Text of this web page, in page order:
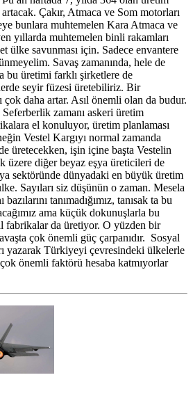
Çakır, Atmaca ve Som motorları
bunlara muhtemelen Kara Atmaca ve
yıllarda muhtemelen binli rakamları
ülke savunması için. Sadece envantere
Savaş zamanında, hele de
bu üretimi farklı şirketlere de
seyir füzesi üretebiliriz. Bir
çok daha artar. Asıl önemli olan da budur.
zamanı askeri üretim
el konuluyor, üretim planlaması
Vestel Kargıyı normal zamanda
üretecekken, işin içine başta Vestelin
üzere diğer beyaz eşya üreticileri de
sektöründe dünyadaki en büyük üretim
Sayıları siz düşünün o zaman. Mesela
tanımadığımız, tanısak ta bu
ama küçük dokunuşlarla bu
fabrikalar da üretiyor. O yüzden bir
çok önemli güç çarpanıdır. Sosyal
yazarak Türkiyeyi çevresindeki ülkelerle
önemli faktörü hesaba katmıyorlar